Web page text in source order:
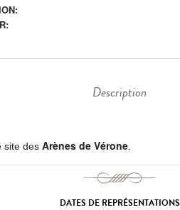
Description
site des Arènes de Vérone
DATES DE REPRÉSENTATIONS